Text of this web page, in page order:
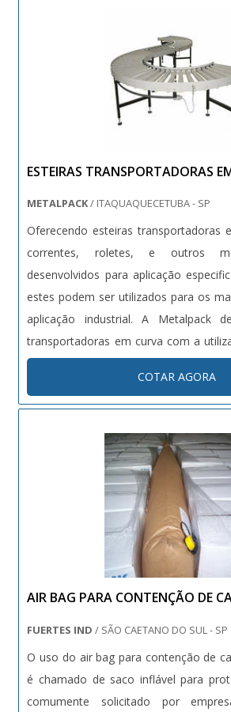
ESTEIRAS TRANSPORTADORAS
METALPACK/ ITAQUAQUECETUBA - SP
Oferecendo esteiras transportadoras
correntes, roletes, e outros
desenvolvidos para aplicação
estes podem ser utilizados para os
aplicação industrial. A Metalpack
transportadoras em curva com a
voltada para cada necessidade,
benefícios, ganho de produção e
físico na produção e....
COTAR AGORA
AIR BAG PARA CONTENÇÃO DE
FUERTES IND / SÃO CAETANO DO SUL - SP
O uso do air bag para contenção de
é chamado de saco inflável para
comumente solicitado por